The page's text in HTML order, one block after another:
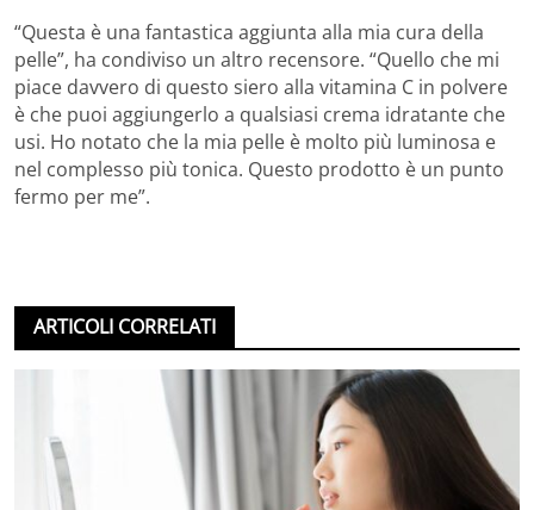
“Questa è una fantastica aggiunta alla mia cura della
pelle”, ha condiviso un altro recensore. “Quello che mi
piace davvero di questo siero alla vitamina C in polvere
è che puoi aggiungerlo a qualsiasi crema idratante che
usi. Ho notato che la mia pelle è molto più luminosa e
nel complesso più tonica. Questo prodotto è un punto
fermo per me”.
ARTICOLI CORRELATI